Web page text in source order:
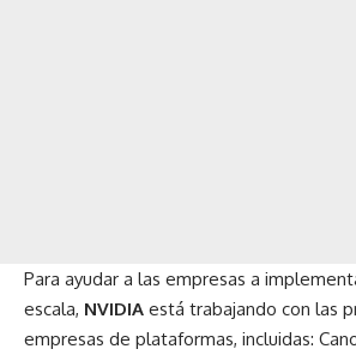
Para ayudar a las empresas a
escala, NVIDIA está trabajando con las
empresas de plataformas, incluidas: